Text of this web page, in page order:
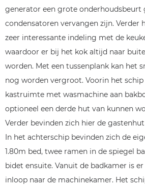
generator een grote onderhoudsbeurt
condensatoren vervangen zijn. Verder
zeer interessante indeling met de
waardoor er bij het kok altijd naar
worden. Met een tussenplank kan het
nog worden vergroot. Voorin het schip
kastruimte met wasmachine aan
optioneel een derde hut van kunnen
Verder bevinden zich hier de
In het achterschip bevinden zich de
1.80m bed, twee ramen in de spiegel
bidet ensuite. Vanuit de badkamer is
inloop naar de machinekamer. Het